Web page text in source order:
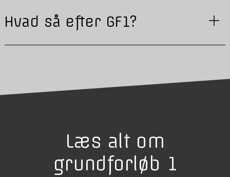
Hvad så efter GF1?
Læs alt om
grundforløb 1